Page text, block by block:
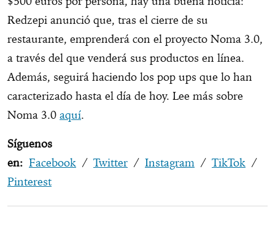
Redzepi anunció que, tras el cierre de su
restaurante, emprenderá con el proyecto Noma 3.0,
a través del que venderá sus productos en línea.
Además, seguirá haciendo los pop ups que lo han
caracterizado hasta el día de hoy. Lee más sobre
Noma 3.0 aquí.
Síguenos
en: Facebook / Twitter / Instagram / TikTok /
Pinterest